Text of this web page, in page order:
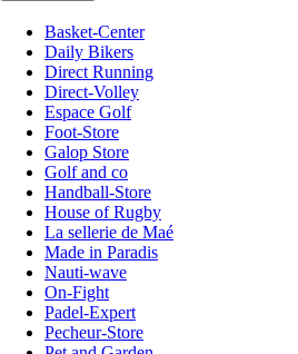
Basket-Center
Daily Bikers
Direct Running
Direct-Volley
Espace Golf
Foot-Store
Galop Store
Golf and co
Handball-Store
House of Rugby
La sellerie de Maé
Made in Paradis
Nauti-wave
On-Fight
Padel-Expert
Pecheur-Store